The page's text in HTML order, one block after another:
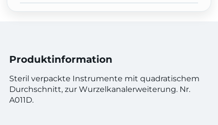
Produktinformation
Steril verpackte Instrumente mit quadratischem
Durchschnitt, zur Wurzelkanalerweiterung. Nr.
A011D.